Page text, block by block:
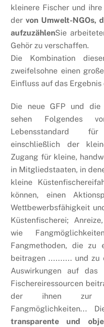
kleinere Fischer und
dervon Umwelt-NGOs,
aufzuzählenSie
Gehör zu verschaffen.
Die Kombination
zweifelsohne einen
Einfluss auf das
Die neue GFP und die
sehen Folgendes
Lebensstandard
einschließlich der
Zugang für kleine,
in Mitgliedstaaten, in
kleine
können, einen
Wettbewerbsfähigkeit
Küstenfischerei;
wie
Fangmethoden, die zu
beitragen .......... und zu
Auswirkungen auf das
Fischereiressourcen
der ihnen zur
Fangmöglichkeiten...
transparente und